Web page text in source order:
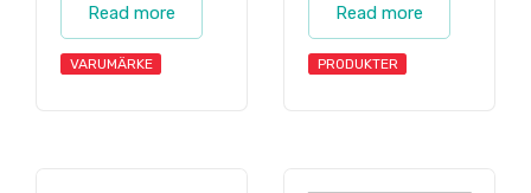
Read more
VARUMÄRKE
Read more
PRODUKTER